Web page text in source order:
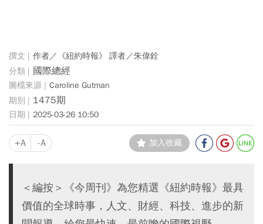
作者／《紐約時報》 譯者／朱偉銓
國際總經
Caroline Gutman
1475期
2025-03-26 10:50
+A -A 加入收藏
＜編按＞《今周刊》為您精選《紐約時報》最具
價值的全球時事，人文、財經、科技、進步的新